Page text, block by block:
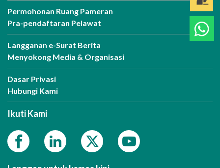
Permohonan Ruang Pameran
Pra-pendaftaran Pelawat
Langganan e-Surat Berita
Menyokong Media & Organisasi
Dasar Privasi
Hubungi Kami
Ikuti Kami